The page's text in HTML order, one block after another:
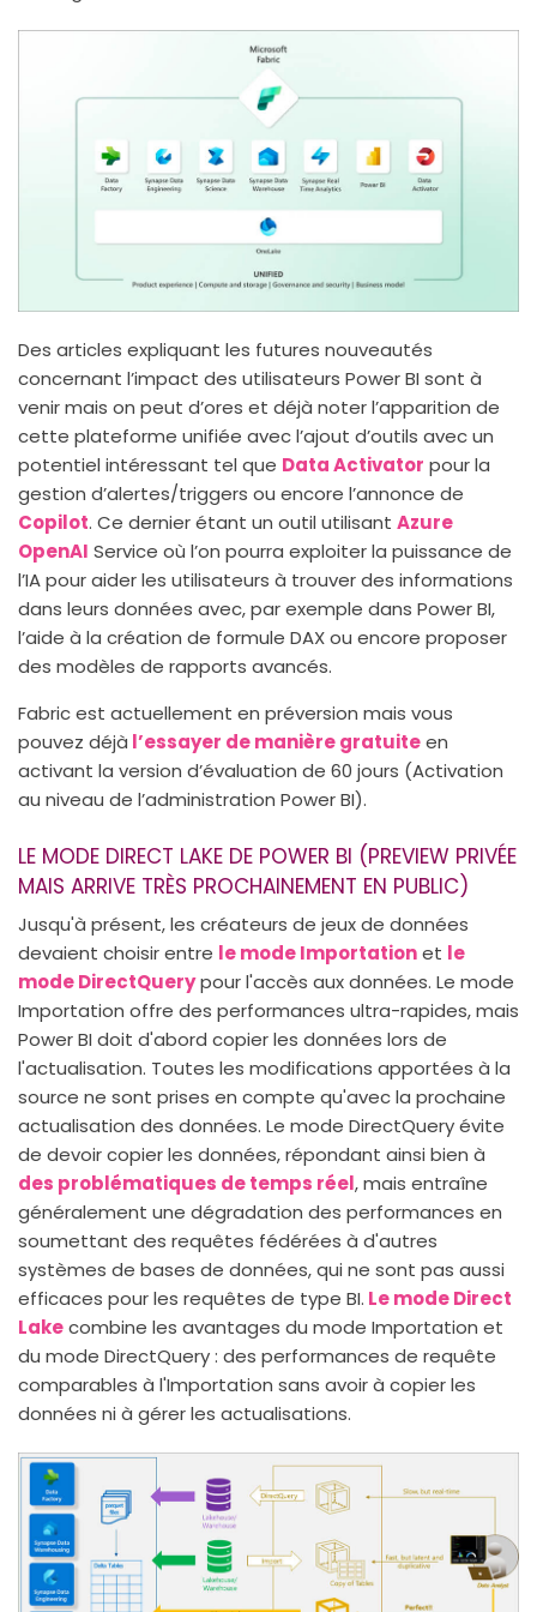
Des articles expliquant les futures nouveautés
concernant l’impact des utilisateurs Power BI sont à
venir mais on peut d’ores et déjà noter l’apparition de
cette plateforme unifiée avec l’ajout d’outils avec un
potentiel intéressant tel que Data Activator pour la
gestion d’alertes/triggers ou encore l’annonce de
Copilot. Ce dernier étant un outil utilisant Azure
OpenAI Service où l’on pourra exploiter la puissance de
l’IA pour aider les utilisateurs à trouver des informations
dans leurs données avec, par exemple dans Power BI,
l’aide à la création de formule DAX ou encore proposer
des modèles de rapports avancés.
Fabric est actuellement en préversion mais vous
pouvez déjà l’essayer de manière gratuiteen
activant la version d’évaluation de 60 jours (Activation
au niveau de l’administration Power BI).
LE MODE DIRECT LAKE DE POWER BI (PREVIEW PRIVÉE
MAIS ARRIVE TRÈS PROCHAINEMENT EN PUBLIC)
Jusqu'à présent, les créateurs de jeux de données
devaient choisir entre le mode Importationet le
mode DirectQuerypour l'accès aux données. Le mode
Importation offre des performances ultra-rapides, mais
Power BI doit d'abord copier les données lors de
l'actualisation. Toutes les modifications apportées à la
source ne sont prises en compte qu'avec la prochaine
actualisation des données. Le mode DirectQuery évite
de devoir copier les données, répondant ainsi bien à
des problématiques de temps réel, mais entraîne
généralement une dégradation des performances en
soumettant des requêtes fédérées à d'autres
systèmes de bases de données, qui ne sont pas aussi
efficaces pour les requêtes de type BI. Le mode Direct
Lakecombine les avantages du mode Importation et
du mode DirectQuery : des performances de requête
comparables à l'Importation sans avoir à copier les
données ni à gérer les actualisations.